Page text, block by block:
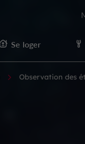
Se loger
Observation des